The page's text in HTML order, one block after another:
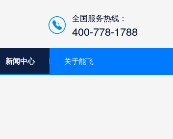
全国服务热线：
400-778-1788
新闻中心 关于能飞